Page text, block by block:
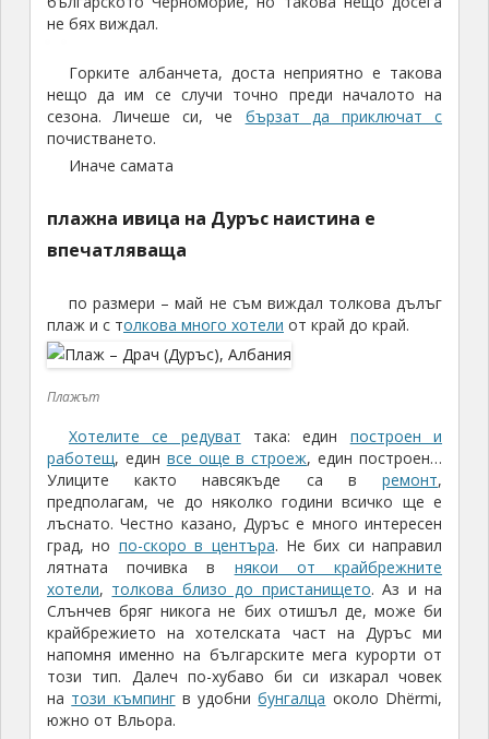
плажна ивица на Дуръс наистина е
по размери – май не съм виждал толкова дълъг
плаж и с толкова много хотелиот край до край.
Хотелите се редуваттака: единпостроен и
работещ, единвсе още в строеж
предполагам, че до няколко години всичко ще е
лъснато. Честно казано, Дуръс е много интересен
град, но
. Не бих си направил
лятната почивка внякои от крайбрежните
Слънчев бряг никога не бих отишъл де, може би
крайбрежието на хотелската част на Дуръс ми
напомня именно на българските мега курорти от
този тип. Далеч по-хубаво би си изкарал човек
този къмпинг бунгалца
около Dhërmi,
южно от Вльора.
И така, на следващата сутрин се
тръгнахме от Дуръс към Тирана
Тъй като това са само30километра и то по
магистрала, решихме да се отбием до